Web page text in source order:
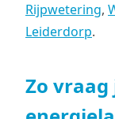
Rijpwetering,
Leiderdorp.
Zo vraag